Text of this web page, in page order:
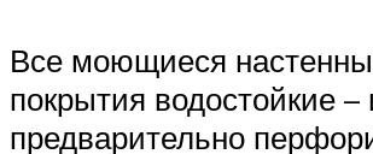
Все моющиеся
покрытия водостойкие –
предварительно